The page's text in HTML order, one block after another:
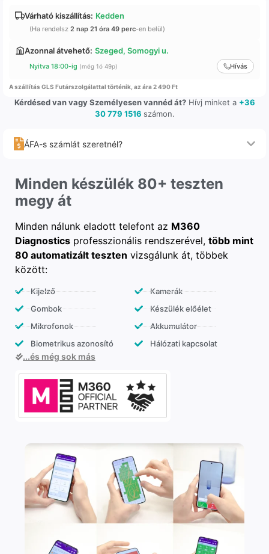
Várható kiszállítás: Kedden
(Ha rendelsz 2 nap 21 óra 49 perc-en belül)
Azonnal átvehető: Szeged, Somogyi u.
Nyitva 18:00-ig (még 1ó 49p) Hívás
A szállítás GLS Futárszolgálattal történik, az ára 2 490 Ft
Kérdésed van vagy Személyesen vannéd át?Hívj minket a +36
30 779 1516 számon.
ÁFA-s számlát szeretnél?
Minden készülék 80+ teszten
megy át
Minden nálunk eladott telefont az M360
Diagnostics professzionális rendszerével, több mint
80 automatizált teszten vizsgálunk át, többek
között:
Kijelző
Gombok
Mikrofonok
Biometrikus azonosító
Kamerák
Készülék előélet
Akkumulátor
Hálózati kapcsolat
...és még sok más